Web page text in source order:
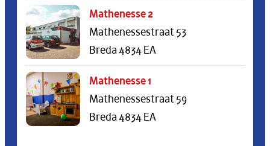
Mathenesse 2
Mathenessestraat 53
Breda 4834 EA
Mathenesse 1
Mathenessestraat 59
Breda 4834 EA